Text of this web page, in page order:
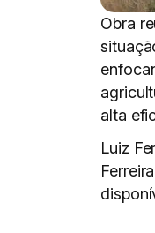
Obra
alta
Luiz